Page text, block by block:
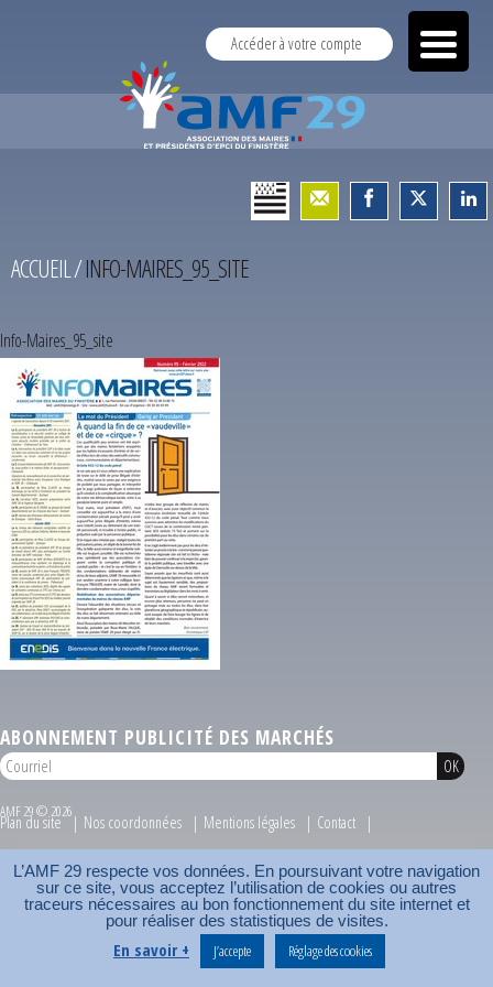
Accéder à votre compte
ACCUEIL/INFO-MAIRES_95_SITE
Info-Maires_95_site
ABONNEMENT PUBLICITÉ DES MARCHÉS
AMF 29 © 2026
Plan du site Nos coordonnées Mentions légales
Contact
Carrefour des communes
L’AMF 29 respecte vos données. En poursuivant votre navigation
sur ce site, vous acceptez l’utilisation de cookies ou autres
traceurs nécessaires au bon fonctionnement du site internet et
pour réaliser des statistiques de visites.
En savoir + J’accepte Réglage des cookies